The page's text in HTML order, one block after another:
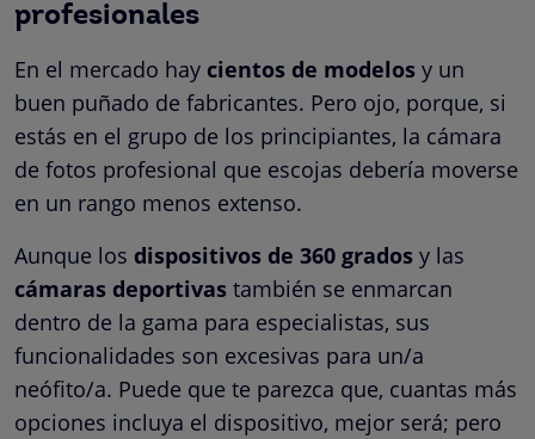
profesionales
En el mercado hay cientos de modelos y un
buen puñado de fabricantes. Pero ojo, porque, si
estás en el grupo de los principiantes, la cámara
de fotos profesional que escojas debería moverse
en un rango menos extenso.
Aunque los dispositivos de 360 grados y las
cámaras deportivas también se enmarcan
dentro de la gama para especialistas, sus
funcionalidades son excesivas para un/a
neófito/a. Puede que te parezca que, cuantas más
opciones incluya el dispositivo, mejor será; pero